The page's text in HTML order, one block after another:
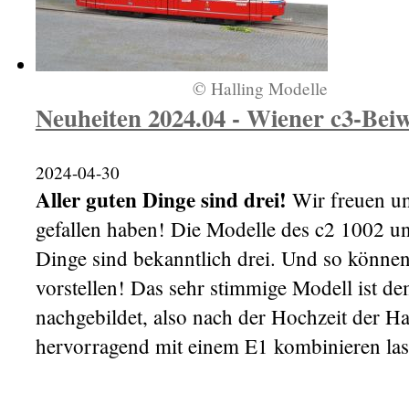
© Halling Modelle
Neuheiten 2024.04 - Wiener c3-
2024-04-30
Aller guten Dinge sind drei! Wir freuen
gefallen haben! Die Modelle des c2 1002
Dinge sind bekanntlich drei. Und so
vorstellen! Das sehr stimmige Modell ist
nachgebildet, also nach der Hochzeit der
hervorragend mit einem E1 kombinieren